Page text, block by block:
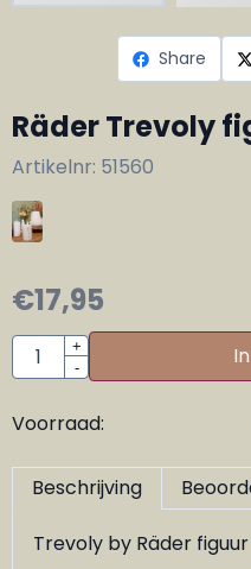
Share
Räder Trevoly
Artikelnr: 51560
€17,95
Aantal
+
-
Voorraad:
Beschrijving
Trevoly by Räder